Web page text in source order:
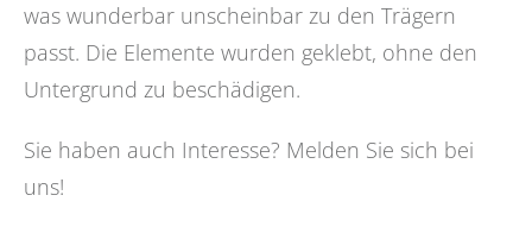
was wunderbar unscheinbar zu den Trägern
passt. Die Elemente wurden geklebt, ohne den
Untergrund zu beschädigen.
Sie haben auch Interesse? Melden Sie sich bei
uns!